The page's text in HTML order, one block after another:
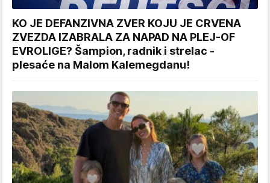
KO JE DEFANZIVNA ZVER KOJU JE CRVENA
ZVEZDA IZABRALA ZA NAPAD NA PLEJ-OF
EVROLIGE? Šampion, radnik i strelac -
plesaće na Malom Kalemegdanu!